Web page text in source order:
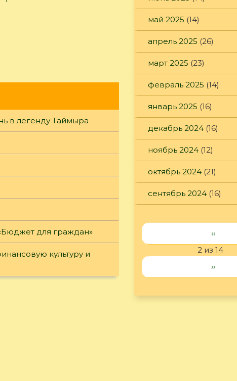
в легенду Таймыра
для граждан»
культуру и
май 2025 (14)
апрель 2025 (26)
март 2025 (23)
февраль 2025 (14)
январь 2025 (16)
декабрь 2024 (16)
ноябрь 2024 (12)
октябрь 2024 (21)
сентябрь 2024 (16)
‹‹
2 из 14
››